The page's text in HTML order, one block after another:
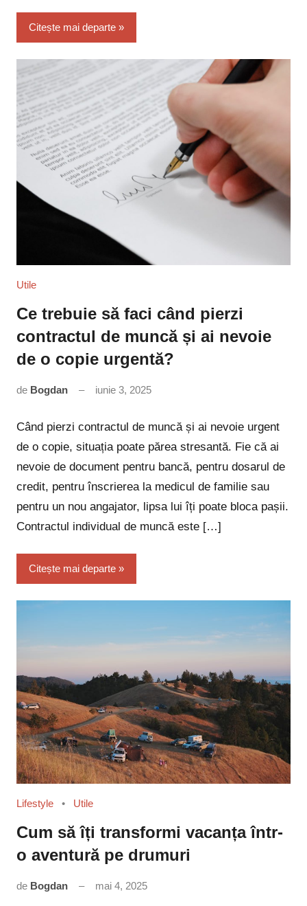
Citește mai departe
Utile
Ce trebuie să faci când pierzi
contractul de muncă și ai nevoie
de o copie urgentă?
de Bogdan iunie 3, 2025
Când pierzi contractul de muncă și ai nevoie urgent
de o copie, situația poate părea stresantă. Fie că ai
nevoie de document pentru bancă, pentru dosarul de
credit, pentru înscrierea la medicul de familie sau
pentru un nou angajator, lipsa lui îți poate bloca pașii.
Contractul individual de muncă este […]
Citește mai departe
Lifestyle Utile
Cum să îți transformi vacanța într-
o aventură pe drumuri
de Bogdan mai 4, 2025